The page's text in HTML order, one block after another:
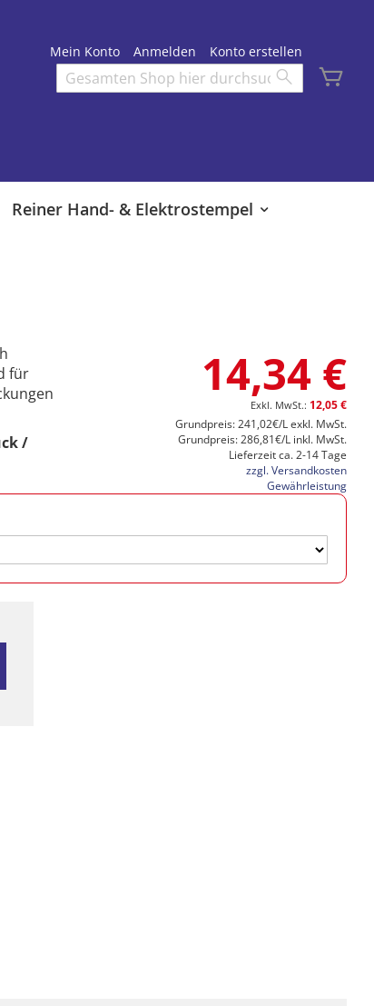
Mein Konto
Anmelden Konto erstellen
Search
Reiner Hand- & Elektrostempel
14,34 €
12,05 €
Grundpreis: 241,02€/L exkl. MwSt.
Grundpreis: 286,81€/L inkl. MwSt.
Lieferzeit ca. 2-14 Tage
zzgl. Versandkosten
Gewährleistung
für
/